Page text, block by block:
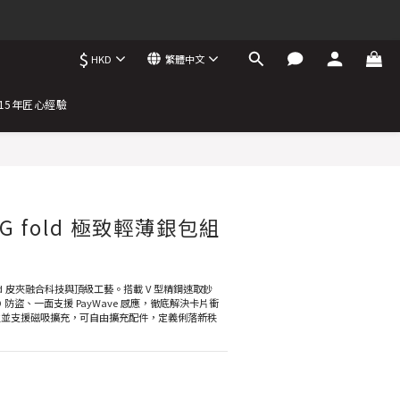
$ HKD 繁體中文
年匠心經驗
fold 極致輕薄銀包組
夾融合科技與頂級工藝。搭載 V 型精鋼速取鈔
防盜、一面支援 PayWave 感應，徹底解決卡片衝
支援磁吸擴充，可自由擴充配件，定義俐落新秩